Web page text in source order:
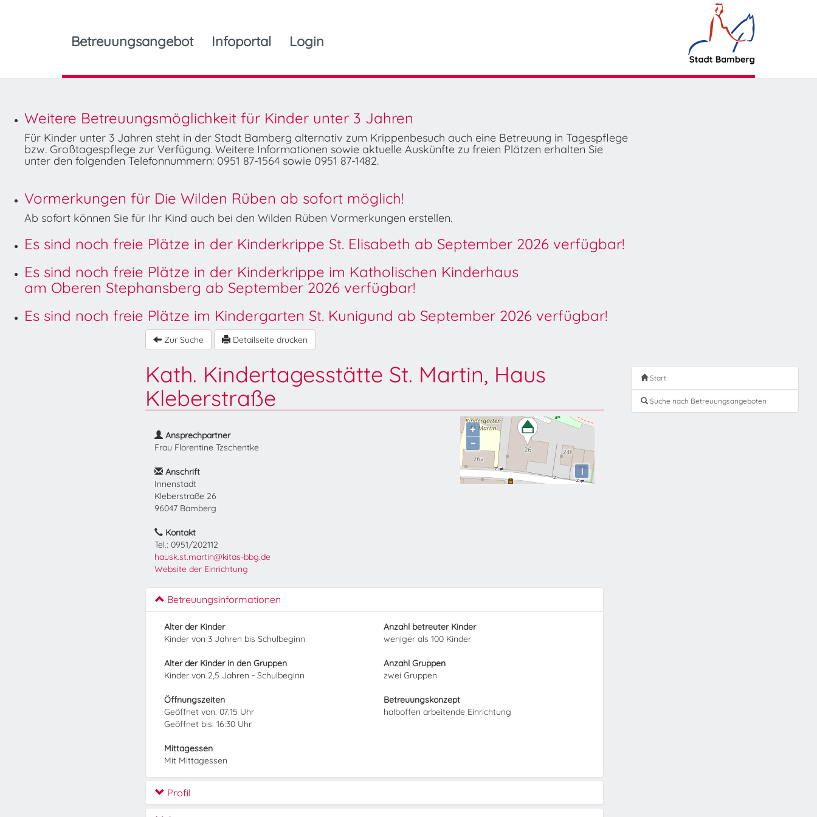
Betreuungsangebot Infoportal Login
Weitere Betreuungsmöglichkeit für Kinder unter 3 Jahren
Für Kinder unter 3 Jahren steht in der Stadt Bamberg alternativ zum Krippenbesuch auch eine Betreuung in Tagespflege
bzw. Großtagespflege zur Verfügung. Weitere Informationen sowie aktuelle Auskünfte zu freien Plätzen erhalten Sie
unter den folgenden Telefonnummern: 0951 87-1564 sowie 0951 87-1482.
Vormerkungen für Die Wilden Rüben ab sofort möglich!
Ab sofort können Sie für Ihr Kind auch bei den Wilden Rüben Vormerkungen erstellen.
Es sind noch freie Plätze in der Kinderkrippe St. Elisabeth ab September 2026 verfügbar!
Es sind noch freie Plätze in der Kinderkrippe im Katholischen Kinderhaus
am Oberen Stephansberg ab September 2026 verfügbar!
Es sind noch freie Plätze im Kindergarten St. Kunigund ab September 2026 verfügbar!
Zur Suche Detailseite drucken
Kath. Kindertagesstätte St. Martin, Haus
Kleberstraße
Ansprechpartner
Frau Florentine Tzschentke
Anschrift
Innenstadt
Kleberstraße 26
96047 Bamberg
Kontakt
Tel.: 0951/202112
hausk.st.martin@kitas-bbg.de
Website der Einrichtung
+
−
i
Betreuungsinformationen
Alter der Kinder
Kinder von 3 Jahren bis Schulbeginn
Alter der Kinder in den Gruppen
Kinder von 2,5 Jahren - Schulbeginn
Anzahl betreuter Kinder
weniger als 100 Kinder
Anzahl Gruppen
zwei Gruppen
Öffnungszeiten
Geöffnet von: 07:15 Uhr
Geöffnet bis: 16:30 Uhr
Mittagessen
Mit Mittagessen
Betreuungskonzept
halboffen arbeitende Einrichtung
Profil
Start
Suche nach Betreuungsangeboten